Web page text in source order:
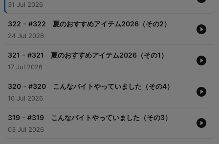
31 Jul 2026
322 - #322 夏のおすすめアイテム2026（その2）
24 Jul 2026
321 - #321 夏のおすすめアイテム2026（その1）
17 Jul 2026
320 - #320 こんなバイトやっていました（その4）
10 Jul 2026
319 - #319 こんなバイトやっていました（その3）
03 Jul 2026